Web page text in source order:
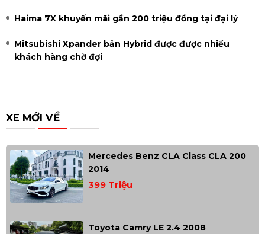
Haima 7X khuyến mãi gần 200 triệu đồng tại đại lý
Mitsubishi Xpander bản Hybrid được được nhiều
khách hàng chờ đợi
XE MỚI VỀ
Mercedes Benz CLA Class CLA 200
2014
399 Triệu
Toyota Camry LE 2.4 2008